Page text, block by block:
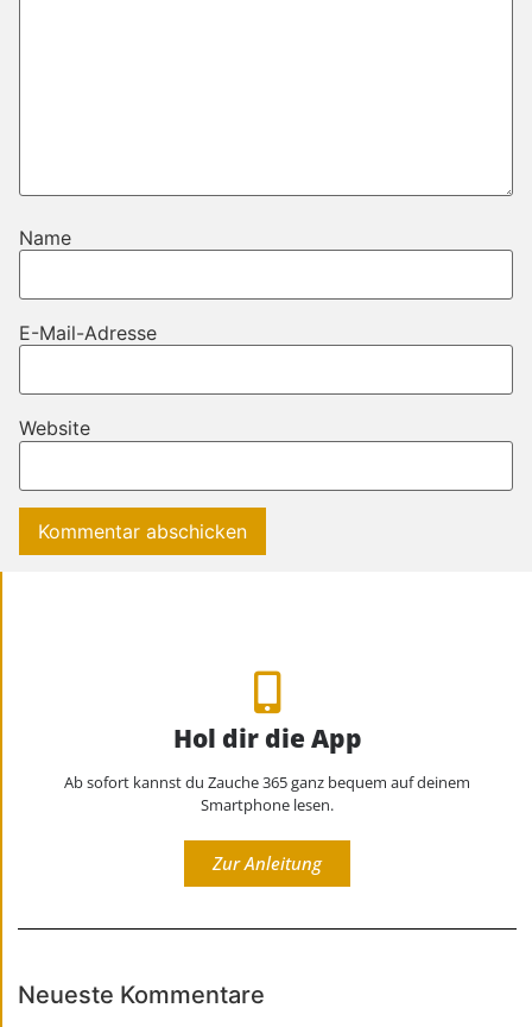
Name
E-Mail-Adresse
Website
Hol dir die App
Ab sofort kannst du Zauche 365 ganz bequem auf deinem
Smartphone lesen.
Zur Anleitung
Neueste Kommentare